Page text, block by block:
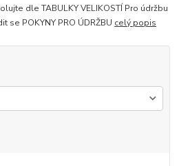
dle TABULKY VELIKOSTÍ Pro údržbu
se POKYNY PRO ÚDRŽBU celý popis